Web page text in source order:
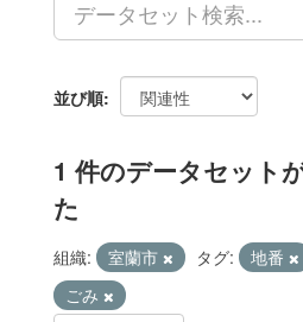
並び順
1 件のデータセット
た
組織: 室蘭市 タグ: 地番
ごみ